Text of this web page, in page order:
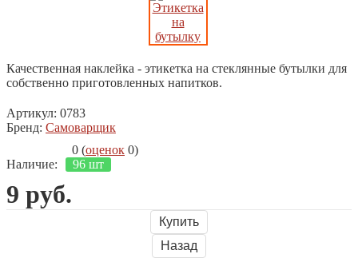
Качественная наклейка - этикетка на стеклянные бутылки для
собственно приготовленных напитков.
Артикул: 0783
Бренд: Самоварщик
0 (оценок 0)
Наличие:
96 шт
9 руб.
Купить
Назад